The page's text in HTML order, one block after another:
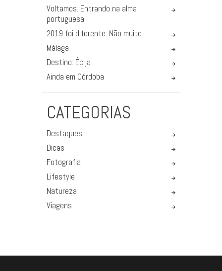
Voltamos. Entrando na alma
portuguesa.
2019 foi diferente. Não muito.
Málaga
Destino: Écija
Ainda em Córdoba
CATEGORIAS
Destaques
Dicas
Fotografia
Lifestyle
Natureza
Viagens